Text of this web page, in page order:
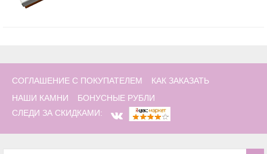
СОГЛАШЕНИЕ С ПОКУПАТЕЛЕМ
КАК ЗАКАЗАТЬ
НАШИ КАМНИ
БОНУСНЫЕ РУБЛИ
СЛЕДИ ЗА СКИДКАМИ: